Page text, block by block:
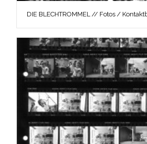
DIE BLECHTROMMEL // Fotos /